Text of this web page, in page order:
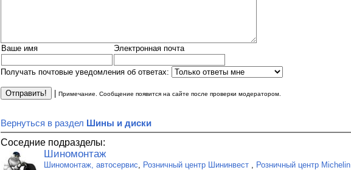
Ваше имя Электронная почта
Получать почтовые уведомления об ответах:
Примечание. Сообщение появится на сайте после проверки модератором.
Вернуться в раздел Шины и диски
Соседние подразделы:
Шиномонтаж
Шиномонтаж, автосервис Розничный центр Шининвест Розничный центр Michelin